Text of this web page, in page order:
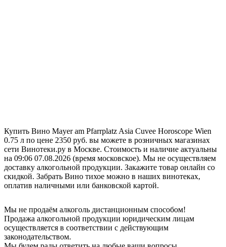
Купить Вино Mayer am Pfarrplatz Asia Cuvee Horoscope Wien
0.75 л по цене 2350 руб. вы можете в розничных магазинах
сети Винотеки.ру в Москве. Стоимость и наличие актуальны
на 09:06 07.08.2026 (время московское). Мы не осуществляем
доставку алкогольной продукции. Закажите товар онлайн со
скидкой. Забрать Вино тихое можно в наших винотеках,
оплатив наличными или банковской картой.
Мы не продаём алкоголь дистанционным способом!
Продажа алкогольной продукции юридическим лицам
осуществляется в соответствии с действующим
законодательством.